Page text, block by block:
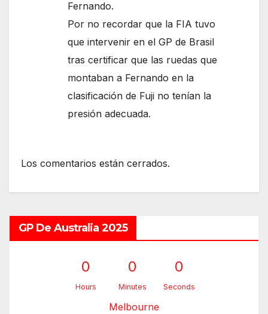
Fernando.
Por no recordar que la FIA tuvo
que intervenir en el GP de Brasil
tras certificar que las ruedas que
montaban a Fernando en la
clasificación de Fuji no tenían la
presión adecuada.
Los comentarios están cerrados.
GP De Australia 2025
0
Hours
0
Minutes
0
Seconds
Melbourne